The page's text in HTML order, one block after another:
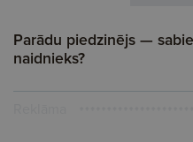
Parādu piedzinējs —
naidnieks?